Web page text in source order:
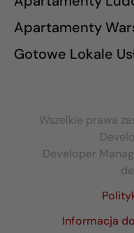
Apartamenty
Gotowe Lokale
Wszelkie prawa
Developer
Informacja